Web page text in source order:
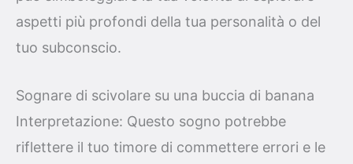
aspetti più profondi della tua personalità o del
tuo subconscio.
Sognare di scivolare su una buccia di banana
Interpretazione: Questo sogno potrebbe
riflettere il tuo timore di commettere errori e le